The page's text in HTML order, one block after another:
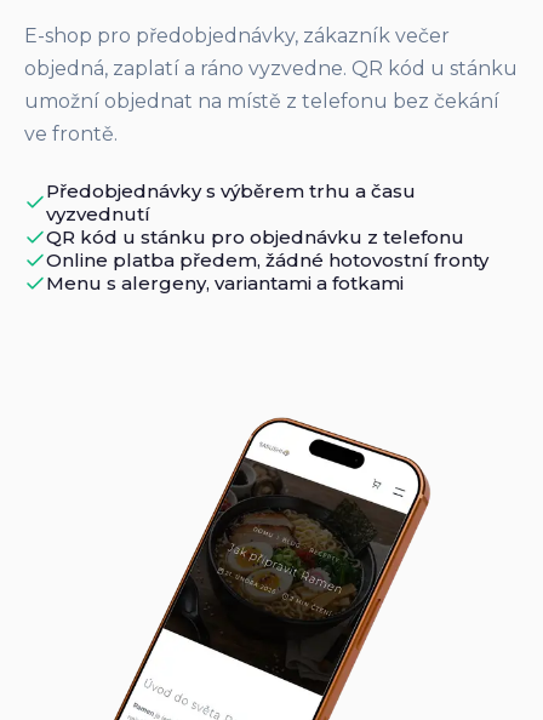
E-shop pro předobjednávky, zákazník večer
objedná, zaplatí a ráno vyzvedne. QR kód u stánku
umožní objednat na místě z telefonu bez čekání
ve frontě.
Předobjednávky s výběrem trhu a času
vyzvednutí
QR kód u stánku pro objednávku z telefonu
Online platba předem, žádné hotovostní fronty
Menu s alergeny, variantami a fotkami